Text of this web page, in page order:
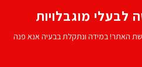
מוגבלויות
האתר! במידה ונתקלת בבעיה אנא פנה